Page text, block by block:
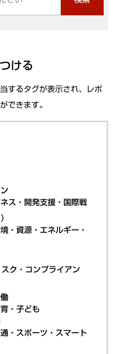
ける
するタグが表示され、レポ
できます。
ス・開発支援・国際戦
・資源・エネルギー・
ク・コンプライアン
・子ども
・スポーツ・スマート